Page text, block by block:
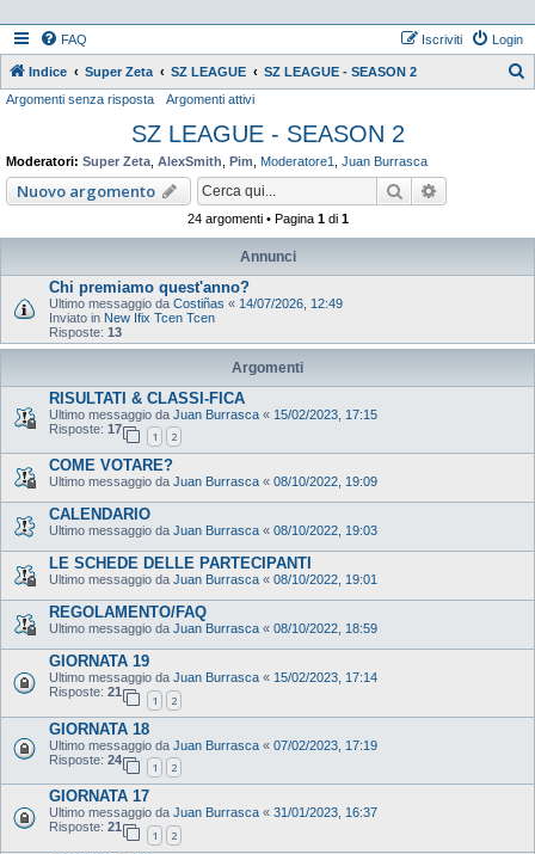
FAQ Login
Iscriviti
Indice Super Zeta SZ LEAGUE SZ LEAGUE - SEASON 2
Argomenti senza risposta Argomenti attivi
SZ LEAGUE - SEASON 2
Moderatori: Super Zeta AlexSmith Pim Moderatore1 Juan Burrasca
Nuovo argomento Cerca
24 argomenti • Pagina 1di 1
Annunci
Chi premiamo quest'anno?
Ultimo messaggio da Costiñas « 14/07/2026, 12:49
Inviato in New Ifix Tcen Tcen
Risposte: 13
Argomenti
RISULTATI & CLASSI-FICA
Ultimo messaggio da Juan Burrasca « 15/02/2023, 17:15
Risposte: 17
1 2
COME VOTARE?
Ultimo messaggio da Juan Burrasca « 08/10/2022, 19:09
CALENDARIO
Ultimo messaggio da Juan Burrasca « 08/10/2022, 19:03
LE SCHEDE DELLE PARTECIPANTI
Ultimo messaggio da Juan Burrasca « 08/10/2022, 19:01
REGOLAMENTO/FAQ
Ultimo messaggio da Juan Burrasca « 08/10/2022, 18:59
GIORNATA 19
Ultimo messaggio da Juan Burrasca « 15/02/2023, 17:14
Risposte: 21
1 2
GIORNATA 18
Ultimo messaggio da Juan Burrasca « 07/02/2023, 17:19
Risposte: 24
1 2
GIORNATA 17
Ultimo messaggio da Juan Burrasca « 31/01/2023, 16:37
Risposte: 21
1 2